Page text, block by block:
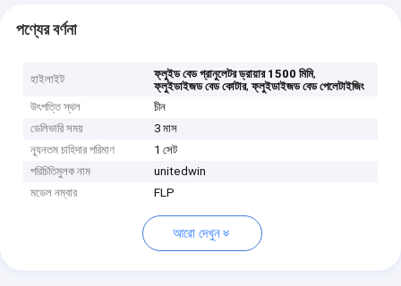
পণ্যের বর্ণনা
হাইলাইট ফ্লুইড বেড গ্রানুলেটর ড্রায়ার 1500 মিমি,
ফ্লুইডাইজড বেড কোটার,ফ্লুইডাইজড বেড পেলেটাইজিং
উৎপত্তি স্থল
চীন
ডেলিভারি সময়
3 মাস
ন্যূনতম চাহিদার পরিমাণ
1 সেট
পরিচিতিমুলক নাম
unitedwin
মডেল নম্বার
FLP
আরো দেখুন